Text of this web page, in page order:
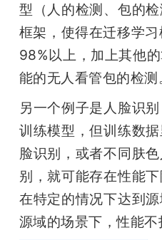
型（人的检测、包的
框架，使得在迁移学
98%以上，加上其他
能的无人看管包的检测
另一个例子是人脸识
训练模型，但训练数
脸识别，或者不同肤
别，就可能存在性能
在特定的情况下达到
源域的场景下，性能不